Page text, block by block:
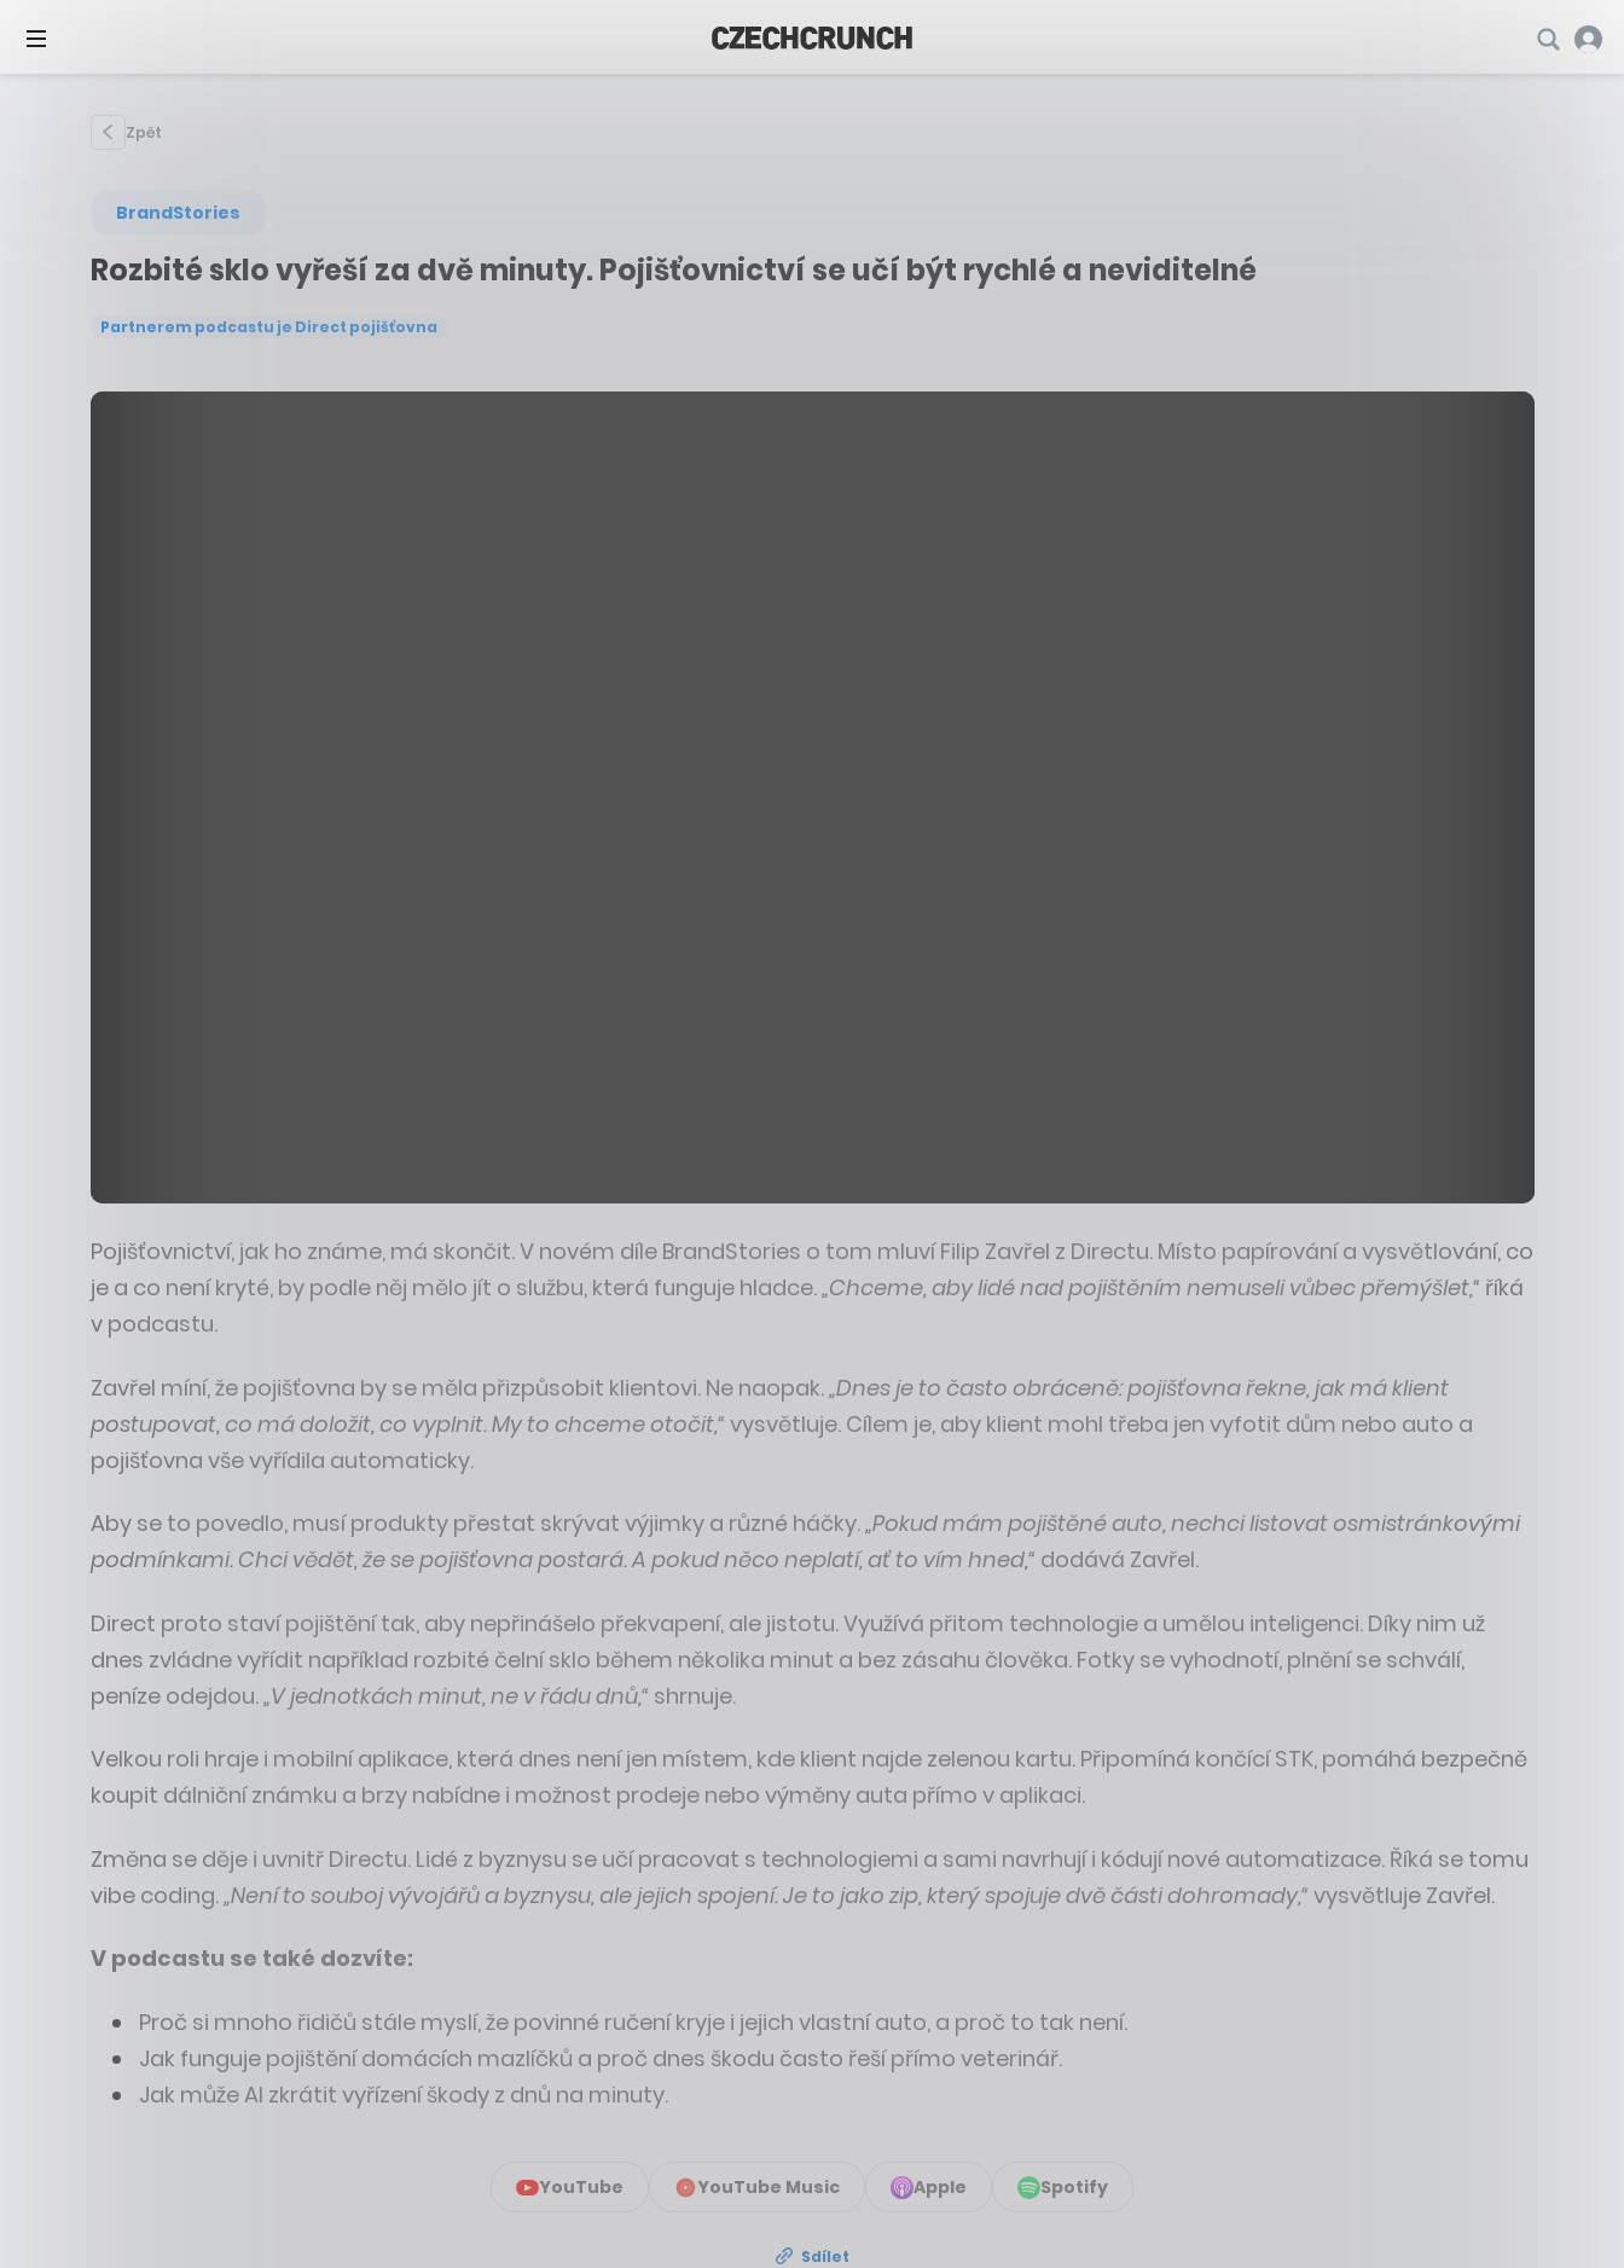
Zpět
BrandStories
Rozbité sklo vyřeší za dvě minuty. Pojišťovnictví se učí být rychlé a neviditelné
Partnerem podcastu je Direct pojišťovna
Pojišťovnictví, jak ho známe, má skončit. V novém díle BrandStories o tom mluví Filip Zavřel z Directu. Místo papírování a vysvětlování, co
je a co není kryté, by podle něj mělo jít o službu, která funguje hladce.„Chceme, aby lidé nad pojištěním nemuseli vůbec přemýšlet,“ říká
v podcastu.
Zavřel míní, že pojišťovna by se měla přizpůsobit klientovi. Ne naopak.„Dnes je to často obráceně: pojišťovna řekne, jak má klient
postupovat, co má doložit, co vyplnit. My to chceme otočit,“ vysvětluje. Cílem je, aby klient mohl třeba jen vyfotit dům nebo auto a
pojišťovna vše vyřídila automaticky.
Aby se to povedlo, musí produkty přestat skrývat výjimky a různé háčky.„Pokud mám pojištěné auto, nechci listovat osmistránkovými
podmínkami. Chci vědět, že se pojišťovna postará. A pokud něco neplatí, ať to vím hned,“ dodává Zavřel.
Direct proto staví pojištění tak, aby nepřinášelo překvapení, ale jistotu. Využívá přitom technologie a umělou inteligenci. Díky nim už
dnes zvládne vyřídit například rozbité čelní sklo během několika minut a bez zásahu člověka. Fotky se vyhodnotí, plnění se schválí,
peníze odejdou.„V jednotkách minut, ne v řádu dnů,“ shrnuje.
Velkou roli hraje i mobilní aplikace, která dnes není jen místem, kde klient najde zelenou kartu. Připomíná končící STK, pomáhá bezpečně
koupit dálniční známku a brzy nabídne i možnost prodeje nebo výměny auta přímo v aplikaci.
Změna se děje i uvnitř Directu. Lidé z byznysu se učí pracovat s technologiemi a sami navrhují i kódují nové automatizace. Říká se tomu
vibe coding.„Není to souboj vývojářů a byznysu, ale jejich spojení. Je to jako zip, který spojuje dvě části dohromady,“ vysvětluje Zavřel.
V podcastu se také dozvíte:
Proč si mnoho řidičů stále myslí, že povinné ručení kryje i jejich vlastní auto, a proč to tak není.
Jak funguje pojištění domácích mazlíčků a proč dnes škodu často řeší přímo veterinář.
Jak může AI zkrátit vyřízení škody z dnů na minuty.
YouTube YouTube Music Apple Spotify
Sdílet